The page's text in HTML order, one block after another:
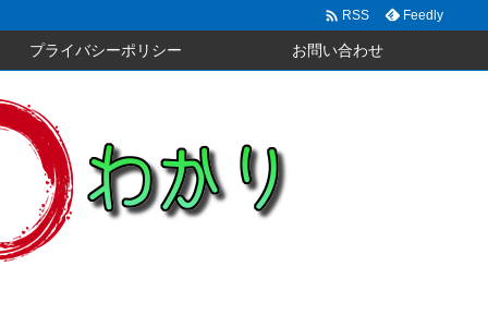
プライバシーポリシー お問い合わせ
 RSS Feedly